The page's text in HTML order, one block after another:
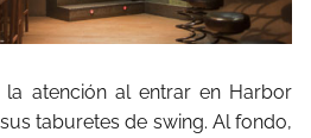
atención al entrar en Harbor
taburetes de swing. Al fondo,